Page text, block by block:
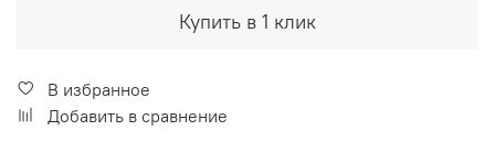
Купить в 1 клик
В избранное
Добавить в сравнение